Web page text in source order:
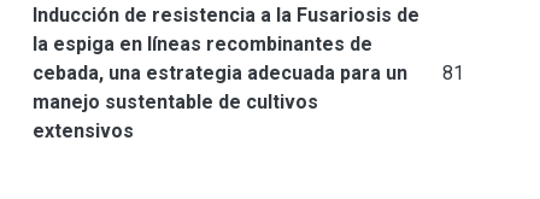
Inducción de resistencia a la Fusariosis de
la espiga en líneas recombinantes de
cebada, una estrategia adecuada para un
manejo sustentable de cultivos
extensivos
81